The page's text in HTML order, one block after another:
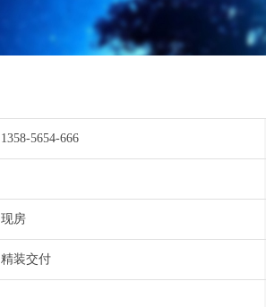
1358-5654-666
现房
精装交付